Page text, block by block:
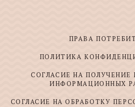
ПРАВА
ПОЛИТИКА
СОГЛАСИЕ НА ПОЛУЧЕНИЕ
ИНФОРМАЦИОННЫХ
СОГЛАСИЕ НА ОБРАБОТКУ